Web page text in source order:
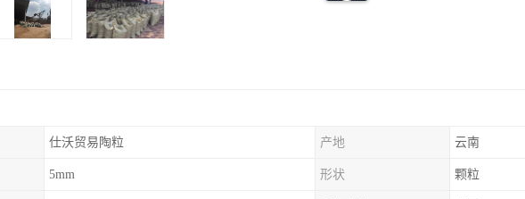
仕沃贸易陶粒 产地 云南
5mm 形状 颗粒